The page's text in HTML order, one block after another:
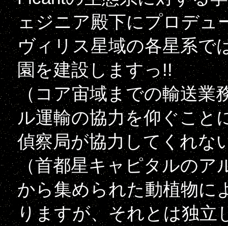
ェジニア殿下にプロデュ
ヴィリス星域の各星系で
園を建設しますっ!!
（コア宙域までの輸送業
ル運輸の協力を仰ぐこと
偵察局が協力してくれな
（首都星キャピタルのア
から集められた動植物に
りますが、それとは独立